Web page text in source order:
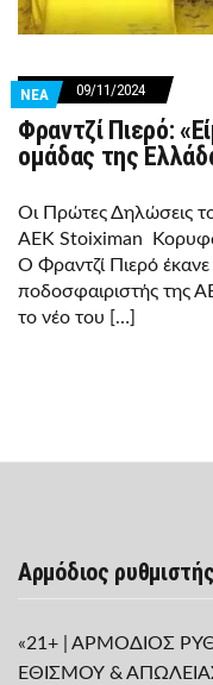
ΝΕΑ 09/11/2024
Φραντζί Πιερό:
ομάδας της
Οι Πρώτες Δηλώσεις
ΑΕΚ Stoiximan
Ο Φραντζί Πιερό
ποδοσφαιριστής της
το νέο του […]
Αρμόδιος
«21+ | ΑΡΜΟΔΙΟΣ
ΕΘΙΣΜΟΥ &